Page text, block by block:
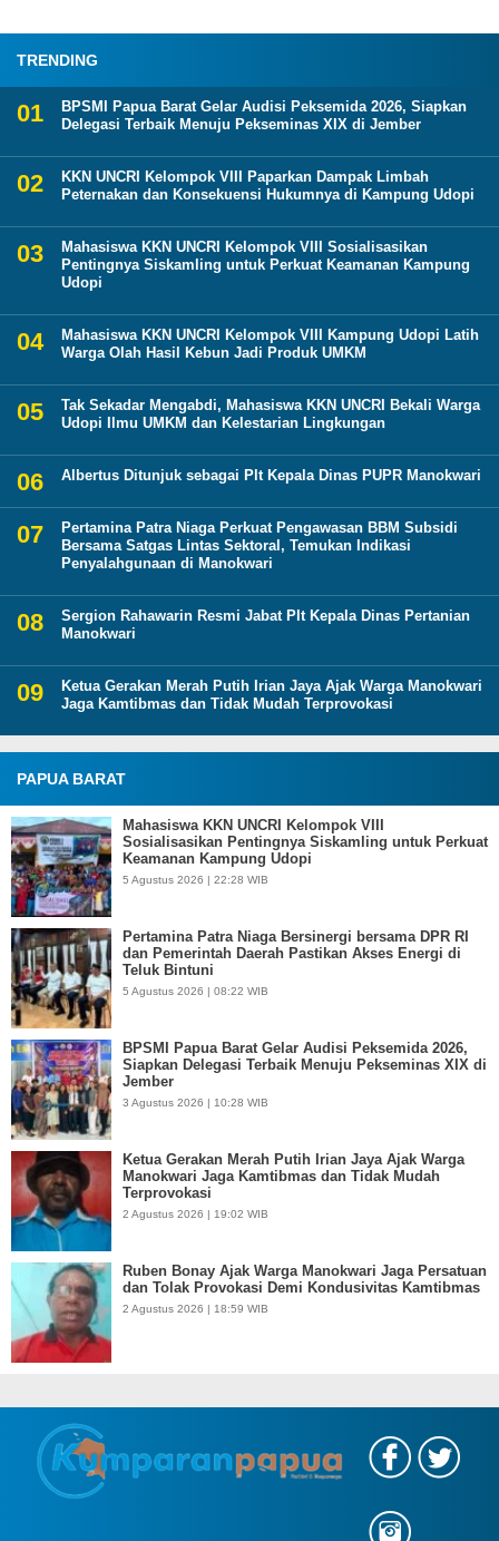
TRENDING
BPSMI Papua Barat Gelar Audisi Peksemida 2026, Siapkan
Delegasi Terbaik Menuju Pekseminas XIX di Jember
KKN UNCRI Kelompok VIII Paparkan Dampak Limbah
Peternakan dan Konsekuensi Hukumnya di Kampung Udopi
Mahasiswa KKN UNCRI Kelompok VIII Sosialisasikan
Pentingnya Siskamling untuk Perkuat Keamanan Kampung
Udopi
Mahasiswa KKN UNCRI Kelompok VIII Kampung Udopi Latih
Warga Olah Hasil Kebun Jadi Produk UMKM
Tak Sekadar Mengabdi, Mahasiswa KKN UNCRI Bekali Warga
Udopi Ilmu UMKM dan Kelestarian Lingkungan
Albertus Ditunjuk sebagai Plt Kepala Dinas PUPR Manokwari
Pertamina Patra Niaga Perkuat Pengawasan BBM Subsidi
Bersama Satgas Lintas Sektoral, Temukan Indikasi
Penyalahgunaan di Manokwari
Sergion Rahawarin Resmi Jabat Plt Kepala Dinas Pertanian
Manokwari
Ketua Gerakan Merah Putih Irian Jaya Ajak Warga Manokwari
Jaga Kamtibmas dan Tidak Mudah Terprovokasi
PAPUA BARAT
Mahasiswa KKN UNCRI Kelompok VIII
Sosialisasikan Pentingnya Siskamling untuk Perkuat
Keamanan Kampung Udopi
5 Agustus 2026 | 22:28 WIB
Pertamina Patra Niaga Bersinergi bersama DPR RI
dan Pemerintah Daerah Pastikan Akses Energi di
Teluk Bintuni
5 Agustus 2026 | 08:22 WIB
BPSMI Papua Barat Gelar Audisi Peksemida 2026,
Siapkan Delegasi Terbaik Menuju Pekseminas XIX di
Jember
3 Agustus 2026 | 10:28 WIB
Ketua Gerakan Merah Putih Irian Jaya Ajak Warga
Manokwari Jaga Kamtibmas dan Tidak Mudah
Terprovokasi
2 Agustus 2026 | 19:02 WIB
Ruben Bonay Ajak Warga Manokwari Jaga Persatuan
dan Tolak Provokasi Demi Kondusivitas Kamtibmas
2 Agustus 2026 | 18:59 WIB